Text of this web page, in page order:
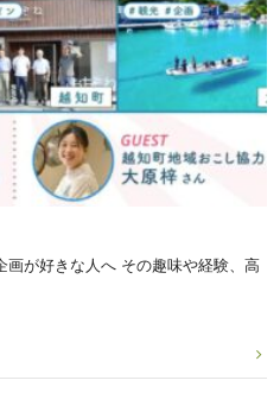
画が好きな人へ その趣味や経験、高